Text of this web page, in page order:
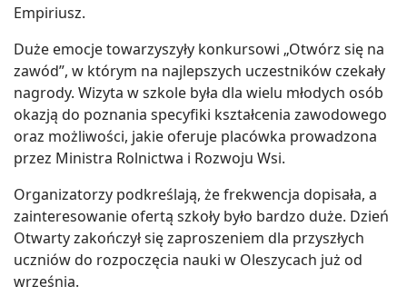
Empiriusz.
Duże emocje towarzyszyły konkursowi „Otwórz się na
zawód”, w którym na najlepszych uczestników czekały
nagrody. Wizyta w szkole była dla wielu młodych osób
okazją do poznania specyfiki kształcenia zawodowego
oraz możliwości, jakie oferuje placówka prowadzona
przez Ministra Rolnictwa i Rozwoju Wsi.
Organizatorzy podkreślają, że frekwencja dopisała, a
zainteresowanie ofertą szkoły było bardzo duże. Dzień
Otwarty zakończył się zaproszeniem dla przyszłych
uczniów do rozpoczęcia nauki w Oleszycach już od
września.